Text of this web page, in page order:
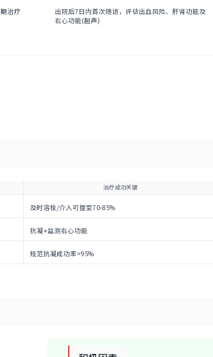
治疗
出院后7日内首次随访，评估出血风险、肝肾功能及
右心功能(超声)
治疗成功关键
及时溶栓/介入可提至70-85%
抗凝+监测右心功能
规范抗凝成功率>95%